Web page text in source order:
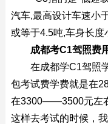
汽车,最高设计车速小
或等于4.5吨,车身长度
成都考C1驾照费
在成都学C1驾照
包考试费学费就是在
在3300——3500元左
这样去考试的时候，